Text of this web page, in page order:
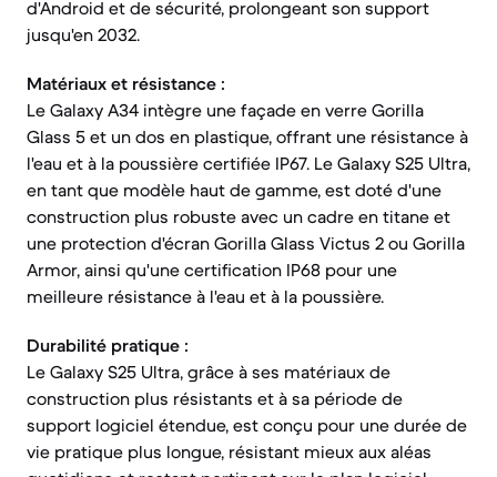
d'Android et de sécurité, prolongeant son support
jusqu'en 2032.
Matériaux et résistance :
Le Galaxy A34 intègre une façade en verre Gorilla
Glass 5 et un dos en plastique, offrant une résistance à
l'eau et à la poussière certifiée IP67. Le Galaxy S25 Ultra,
en tant que modèle haut de gamme, est doté d'une
construction plus robuste avec un cadre en titane et
une protection d'écran Gorilla Glass Victus 2 ou Gorilla
Armor, ainsi qu'une certification IP68 pour une
meilleure résistance à l'eau et à la poussière.
Durabilité pratique :
Le Galaxy S25 Ultra, grâce à ses matériaux de
construction plus résistants et à sa période de
support logiciel étendue, est conçu pour une durée de
vie pratique plus longue, résistant mieux aux aléas